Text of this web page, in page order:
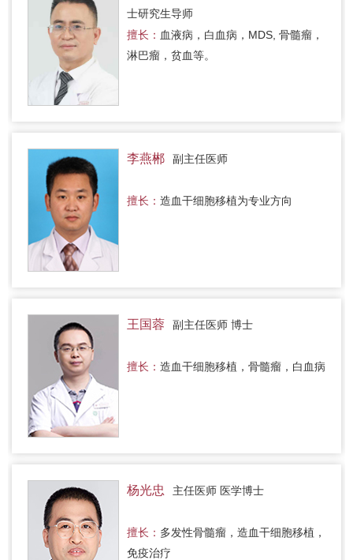
士研究生导师
擅长： 血液病，白血病，MDS, 骨髓瘤，
淋巴瘤，贫血等。
李燕郴 副主任医师
擅长： 造血干细胞移植为专业方向
王国蓉 副主任医师 博士
擅长： 造血干细胞移植，骨髓瘤，白血病
杨光忠 主任医师 医学博士
擅长： 多发性骨髓瘤，造血干细胞移植，
免疫治疗